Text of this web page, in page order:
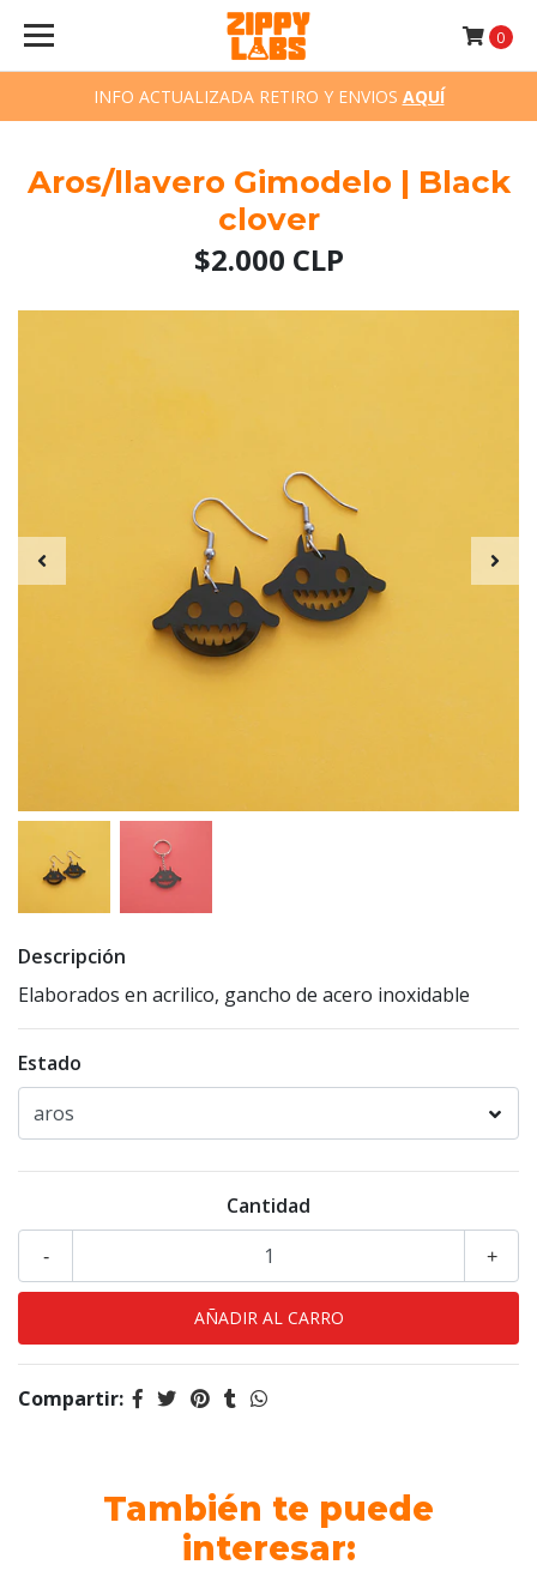
INFO ACTUALIZADA RETIRO Y ENVIOS AQUÍ
0
Aros/llavero Gimodelo | Black
clover
$2.000 CLP
Descripción
Elaborados en acrilico, gancho de acero inoxidable
Estado
Cantidad
+
-
Compartir:
También te puede
interesar: